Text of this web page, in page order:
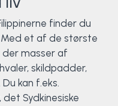
finder du
et af de største
der masser af
skildpadder,
kan f.eks.
det Sydkinesiske